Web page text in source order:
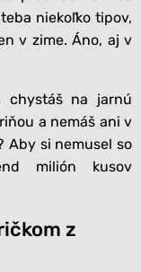
niekoľko tipov,
v zime. Áno, aj v
chystáš na jarnú
a nemáš ani v
Aby si nemusel so
milión kusov
z